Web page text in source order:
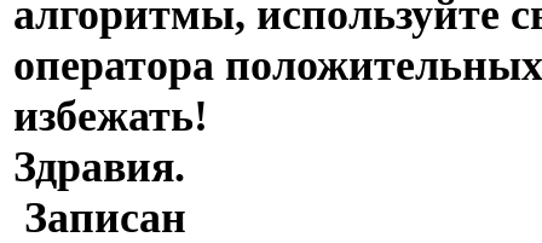
алгоритмы, используйте
оператора
избежать!
Здравия.
Записан